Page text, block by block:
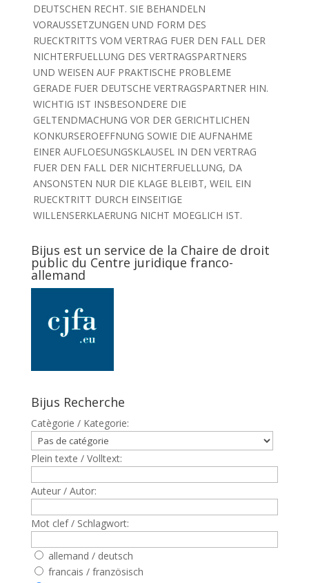
DEUTSCHEN RECHT. SIE BEHANDELN
VORAUSSETZUNGEN UND FORM DES
RUECKTRITTS VOM VERTRAG FUER DEN FALL DER
NICHTERFUELLUNG DES VERTRAGSPARTNERS
UND WEISEN AUF PRAKTISCHE PROBLEME
GERADE FUER DEUTSCHE VERTRAGSPARTNER HIN.
WICHTIG IST INSBESONDERE DIE
GELTENDMACHUNG VOR DER GERICHTLICHEN
KONKURSEROEFFNUNG SOWIE DIE AUFNAHME
EINER AUFLOESUNGSKLAUSEL IN DEN VERTRAG
FUER DEN FALL DER NICHTERFUELLUNG, DA
ANSONSTEN NUR DIE KLAGE BLEIBT, WEIL EIN
RUECKTRITT DURCH EINSEITIGE
WILLENSERKLAERUNG NICHT MOEGLICH IST.
Bijus est un service de la Chaire de droit
public du Centre juridique franco-
allemand
Bijus Recherche
Catègorie / Kategorie:
Plein texte / Volltext:
Auteur / Autor:
Mot clef / Schlagwort:
allemand / deutsch
francais / französisch